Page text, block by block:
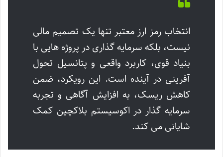
انتخاب رمز ارز معتبر تنها یک تصمیم مالی
نیست، بلکه سرمایه گذاری در پروژه هایی با
بنیاد قوی، کاربرد واقعی و پتانسیل تحول
آفرینی در آینده است. این رویکرد، ضمن
کاهش ریسک، به افزایش آگاهی و تجربه
سرمایه گذار در اکوسیستم بلاکچین کمک
شایانی می کند.